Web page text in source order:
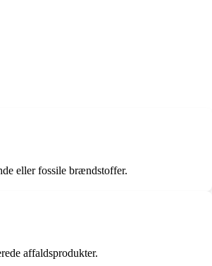
eller fossile brændstoffer.
affaldsprodukter.